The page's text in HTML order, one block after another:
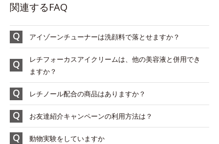
関連するFAQ
アイゾーンチューナーは洗顔料で落とせますか？
レチフォーカスアイクリームは、他の美容液と併用でき
ますか？
レチノール配合の商品はありますか？
お友達紹介キャンペーンの利用方法は？
動物実験をしていますか